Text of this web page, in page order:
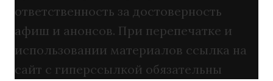
ответственность за достоверность
афиш и анонсов. При перепечатке и
использовании материалов ссылка на
сайт с гиперссылкой обязательны